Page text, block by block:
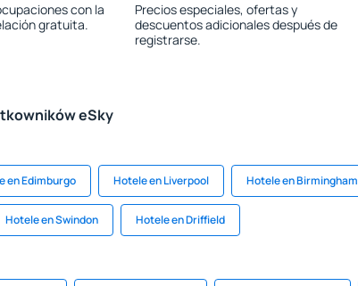
con la
gratuita.
Precios especiales, ofertas y
descuentos adicionales después de
registrarse.
eSky
en Edimburgo Hotele en Liverpool Hotele en Birmingham
Hotele en Swindon Hotele en Driffield